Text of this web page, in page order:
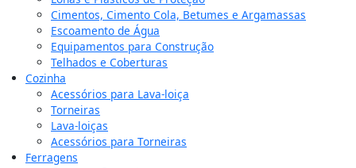
Cimentos, Cimento Cola, Betumes e Argamassas
Escoamento de Água
Equipamentos para Construção
Telhados e Coberturas
Cozinha
Acessórios para Lava-loiça
Torneiras
Lava-loiças
Acessórios para Torneiras
Ferragens